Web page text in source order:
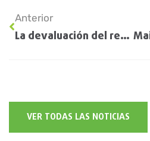
Anterior
La devaluación del real ya se transformó en el principal fundamento bajista para la soja
VER TODAS LAS NOTICIAS